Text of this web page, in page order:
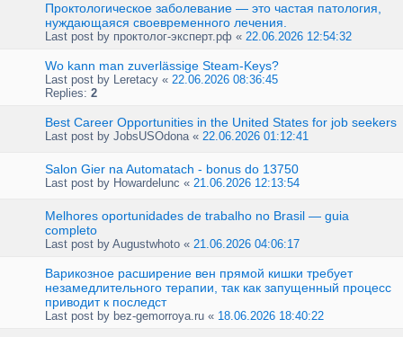
Проктологическое заболевание — это частая патология,
нуждающаяся своевременного лечения.
Last post by проктолог-эксперт.рф « 22.06.2026 12:54:32
Wo kann man zuverlässige Steam-Keys?
Last post by Leretacy « 22.06.2026 08:36:45
Replies: 2
Best Career Opportunities in the United States for job seekers
Last post by JobsUSOdona« 22.06.2026 01:12:41
Salon Gier na Automatach - bonus do 13750
Last post by Howardelunc « 21.06.2026 12:13:54
Melhores oportunidades de trabalho no Brasil — guia
completo
Last post by Augustwhoto « 21.06.2026 04:06:17
Варикозное расширение вен прямой кишки требует
незамедлительного терапии, так как запущенный процесс
приводит к последст
Last post by bez-gemorroya.ru « 18.06.2026 18:40:22